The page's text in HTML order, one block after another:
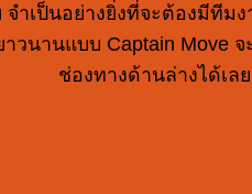
เป็นอย่างยิ่งที่จะต้องมีที
นานแบบ Captain Move
ช่องทางด้านล่างได้เล